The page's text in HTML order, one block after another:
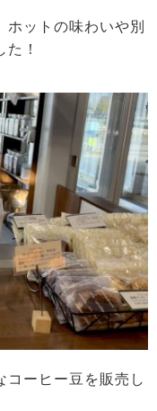
ットの味わいや別
た！
コーヒー豆を販売し